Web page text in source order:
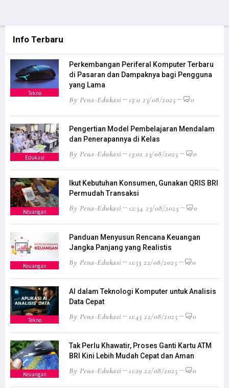
Info Terbaru
Tekno
Perkembangan Periferal Komputer Terbaru
di Pasaran dan Dampaknya bagi Pengguna
yang Lama
By Pena-Edukasi 13:11 23/08/2025 0
Edukasi
Pengertian Model Pembelajaran Mendalam
dan Penerapannya di Kelas
By Pena-Edukasi 13:02 23/08/2025 0
Keuangan
Ikut Kebutuhan Konsumen, Gunakan QRIS BRI
Permudah Transaksi
By Pena-Edukasi 12:54 23/08/2025 0
Keuangan
Panduan Menyusun Rencana Keuangan
Jangka Panjang yang Realistis
By Pena-Edukasi 11:53 22/08/2025 0
Tekno
AI dalam Teknologi Komputer untuk Analisis
Data Cepat
By Pena-Edukasi 11:43 22/08/2025 0
Keuangan
Tak Perlu Khawatir, Proses Ganti Kartu ATM
BRI Kini Lebih Mudah Cepat dan Aman
By Pena-Edukasi 11:29 22/08/2025 0